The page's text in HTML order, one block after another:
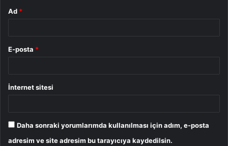
Ad *
E-posta *
İnternet sitesi
Daha sonraki yorumlarımda kullanılması için adım, e-posta
adresim ve site adresim bu tarayıcıya kaydedilsin.